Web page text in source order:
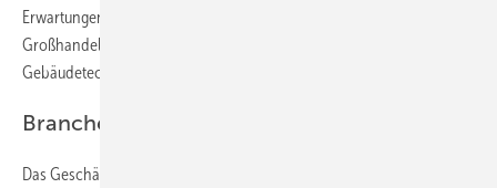
Erwartungen von Unternehmen aus den Bereichen Industrie,
Großhandel und installierende Unternehmen der Haus- und
Gebäudetechnikbranche ab.
Branchenerwartungen im Überblick
Das Geschäftsklima in der Haus- und Gebäudetechnikbranche liegt